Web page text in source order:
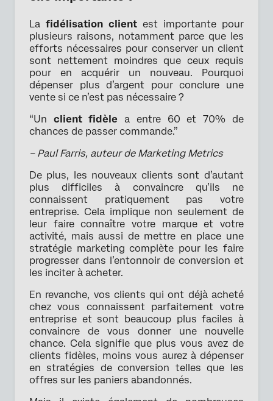
La fidélisation clientest importante pour
plusieurs raisons, notamment parce que les
efforts nécessaires pour conserver un client
sont nettement moindres que ceux requis
pour en acquérir un nouveau. Pourquoi
dépenser plus d’argent pour conclure une
vente si ce n’est pas nécessaire ?
“Un client fidèle a entre 60 et 70% de
chances de passer commande.”
– Paul Farris, auteur de Marketing Metrics
De plus, les nouveaux clients sont d’autant
plus difficiles à convaincre qu’ils ne
connaissent pratiquement pas votre
entreprise. Cela implique non seulement de
leur faire connaître votre marque et votre
activité, mais aussi de mettre en place une
stratégie marketing complète pour les faire
progresser dans l’entonnoir de conversion et
les inciter à acheter.
En revanche, vos clients qui ont déjà acheté
chez vous connaissent parfaitement votre
entreprise et sont beaucoup plus faciles à
convaincre de vous donner une nouvelle
chance. Cela signifie que plus vous avez de
clients fidèles, moins vous aurez à dépenser
en stratégies de conversion telles que les
offres sur les paniers abandonnés.